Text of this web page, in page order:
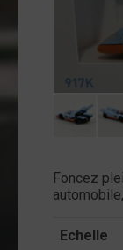
Foncez
Echelle